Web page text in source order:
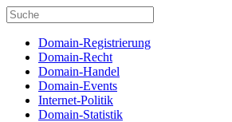
Domain-Registrierung
Domain-Recht
Domain-Handel
Domain-Events
Internet-Politik
Domain-Statistik